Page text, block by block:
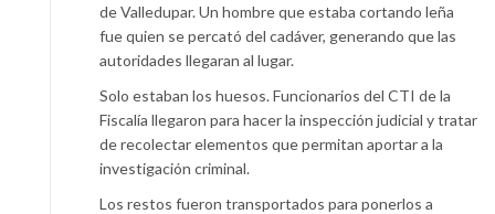
de Valledupar. Un hombre que estaba cortando leña
fue quien se percató del cadáver, generando que las
autoridades llegaran al lugar.
Solo estaban los huesos. Funcionarios del CTI de la
Fiscalía llegaron para hacer la inspección judicial y tratar
de recolectar elementos que permitan aportar a la
investigación criminal.
Los restos fueron transportados para ponerlos a